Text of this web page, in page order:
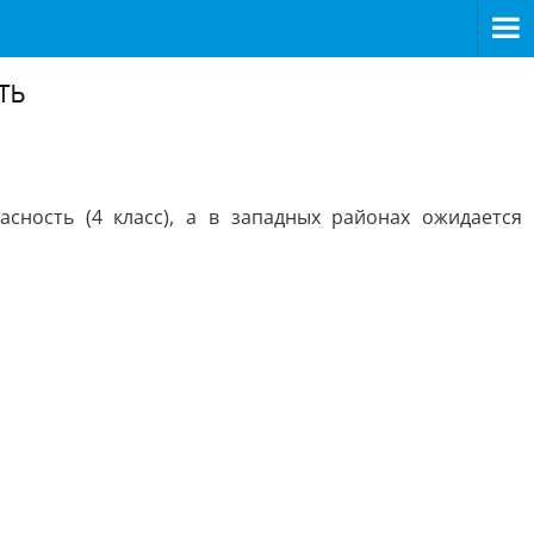
(4 класс), а в западных районах ожидается